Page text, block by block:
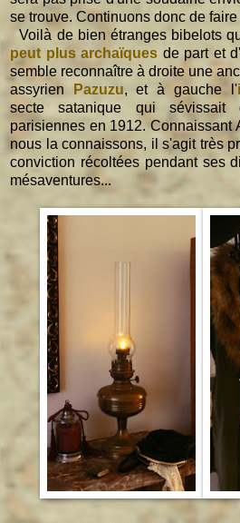
se trouve. Continuons donc de
Voilà de bien étranges bibelots
peut plus archaïques de part et
semble reconnaître à droite une
assyrien
Pazuzu, et à gauche l'
secte satanique qui sévissait
parisiennes en 1912. Connaissant
nous la connaissons, il s'agit très
conviction récoltées pendant ses
mésaventures...